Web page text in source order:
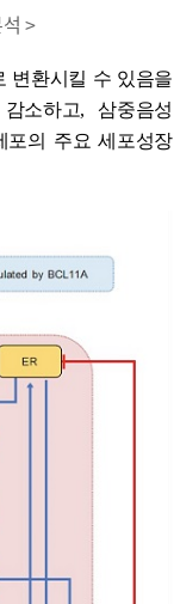
>
변환시킬 수 있음을
소하고,삼중음성
포의 주요 세포성장